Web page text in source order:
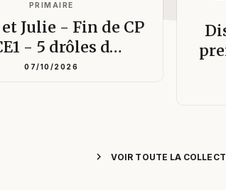
PRIMAIRE
Julie - Fin de CP
- 5 drôles d…
07/10/2026
chevron_right VOIR TOUTE LA